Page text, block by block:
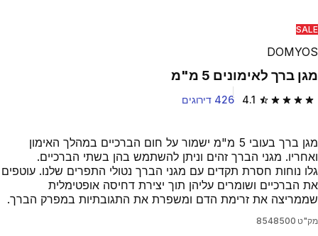
SALE
DOMYOS
מגן ברך לאימונים 5 מ"מ
4.1 4.1 out of 5 stars from 426 reviews 426 דירוגים
מגן ברך בעובי 5 מ"מ ישמור על חום הברכיים במהלך האימון
ואחריו. מגני הברך זהים וניתן להשתמש בהן בשתי הברכיים.
גלו נוחות חסרת תקדים עם מגני הברך נטולי התפרים שלנו. עוטפים
את הברכיים ושומרים עליהן תוך יצירת דחיסה אופטימלית
שממריצה את זרימת הדם ומשפרת את התגובתיות במפרק הברך.
מק"ט 8548500